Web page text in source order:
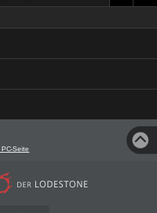
Seite